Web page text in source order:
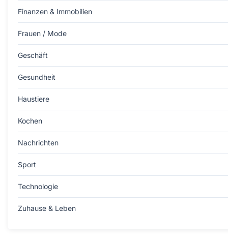
Finanzen & Immobilien
Frauen / Mode
Geschäft
Gesundheit
Haustiere
Kochen
Nachrichten
Sport
Technologie
Zuhause & Leben